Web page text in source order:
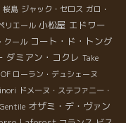
桜島 ジャック・セロス ガロ・
リエール 小松屋 エドワー
クール コート・ド・トング
ダミアン・コクレ Take
ローラン・デュシェーヌ
ドメーヌ・ステファニー・
オザミ・デ・ヴァン